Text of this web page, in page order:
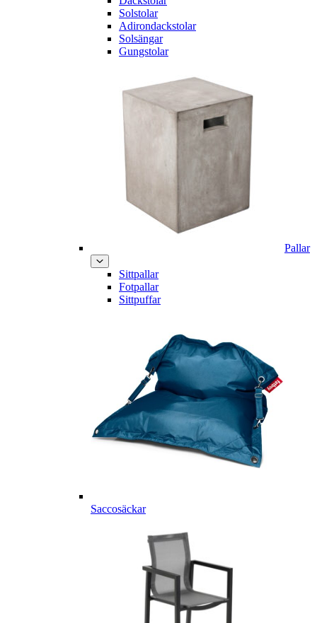
Solstolar
Adirondackstolar
Solsängar
Gungstolar
Pallar
Sittpallar
Fotpallar
Sittpuffar
Saccosäckar